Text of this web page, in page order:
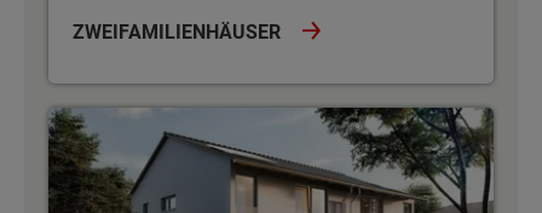
ZWEIFAMILIENHÄUSER
Doppel- und Reihenhäuser